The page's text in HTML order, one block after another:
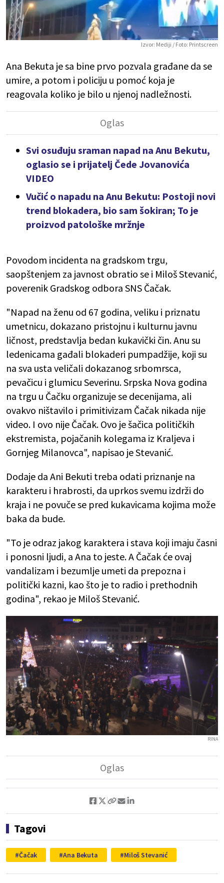
Play
Izvor: Mediji / Foto: Printscreen
Ana Bekuta je sa bine prvo pozvala građane da se
umire, a potom i policiju u pomoć koja je
reagovala koliko je bilo u njenoj nadležnosti.
Svi osuđuju sraman napad na Anu Bekutu,
oglasio se i prijatelj Čede Jovanovića
VIDEO
Vučić o napadu na Anu Bekutu: Postoji novi
trend blokadera, bio sam šokiran; To je
proizvod patološke mržnje
Povodom incidenta na gradskom trgu,
saopštenjem za javnost obratio se i Miloš Stevanić,
poverenik Gradskog odbora SNS Čačak.
"Napad na ženu od 67 godina, veliku i priznatu
umetnicu, dokazano pristojnu i kulturnu javnu
ličnost, predstavlja bedan kukavički čin. Anu su
ledenicama gađali blokaderi pumpadžije, koji su
na sva usta veličali dokazanog srbomrsca,
pevačicu i glumicu Severinu. Srpska Nova godina
na trgu u Čačku organizuje se decenijama, ali
ovakvo ništavilo i primitivizam Čačak nikada nije
video. I ovo nije Čačak. Ovo je šačica političkih
ekstremista, pojačanih kolegama iz Kraljeva i
Gornjeg Milanovca", napisao je Stevanić.
Dodaje da Ani Bekuti treba odati priznanje na
karakteru i hrabrosti, da uprkos svemu izdrži do
kraja i ne povuče se pred kukavicama kojima može
baka da bude.
"To je odraz jakog karaktera i stava koji imaju časni
i ponosni ljudi, a Ana to jeste. A Čačak će ovaj
vandalizam i bezumlje umeti da prepozna i
politički kazni, kao što je to radio i prethodnih
godina", rekao je Miloš Stevanić.
RINA
Tagovi
Čačak Ana Bekuta Miloš Stevanić